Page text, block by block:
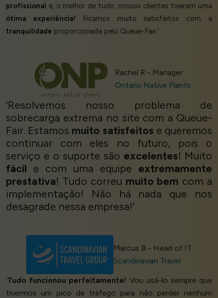
profissional e, o melhor de tudo, nossos clientes tiveram uma
ótima experiência! Ficamos muito satisfeitos com a
tranquilidade proporcionada pelo Queue-Fair.’
Rachel R - Manager
Ontario Native Plants
‘Resolvemos nosso problema de
sobrecarga extrema no site com a Queue-
Fair. Estamos muito satisfeitos e queremos
continuar com eles no futuro, pois o
serviço e o suporte são excelentes! Muito
fácil e com uma equipe extremamente
prestativa! Tudo correu muito bem com a
implementação! Não há nada que nos
desagrade nessa empresa!’
Marcus B - Head of IT
Scandinavian Travel
‘Tudo funcionou perfeitamente! Vou usá-lo sempre que
tivermos um pico de tráfego para não perder nenhum